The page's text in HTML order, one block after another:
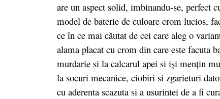
are un aspect solid, imbinandu-se, perfect
model de baterie de culoare crom lucios,
ce în ce mai căutat de cei care aleg o
alama placat cu crom din care este facuta
murdarie si la calcarul apei si iși mențin
la socuri mecanice, ciobiri si zgarieturi
cu aderenta scazuta si a usurintei de a fi